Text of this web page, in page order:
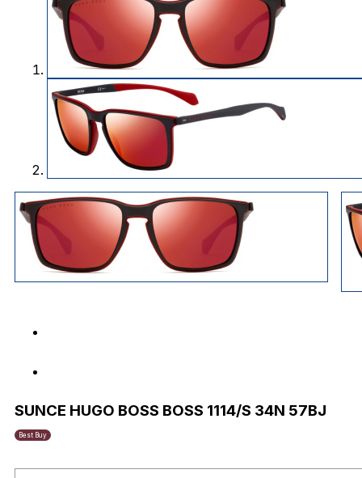
SUNCE HUGO BOSS BOSS 1114/S 34N 57BJ
Best Buy